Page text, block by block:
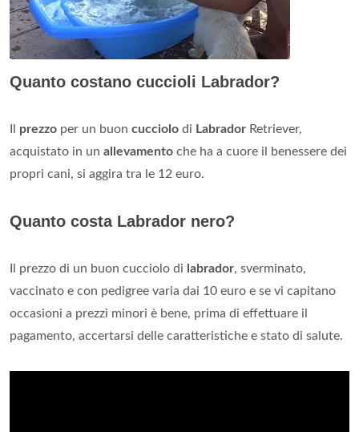
Quanto costano cuccioli Labrador?
prezzo per un buon cucciolo di Labrador Retriever,
acquistato in un allevamento che ha a cuore il benessere dei
propri cani, si aggira tra le 12 euro.
Quanto costa Labrador nero?
Il prezzo di un buon cucciolo di labrador, sverminato,
vaccinato e con pedigree varia dai 10 euro e se vi capitano
occasioni a prezzi minori è bene, prima di effettuare il
pagamento, accertarsi delle caratteristiche e stato di salute.